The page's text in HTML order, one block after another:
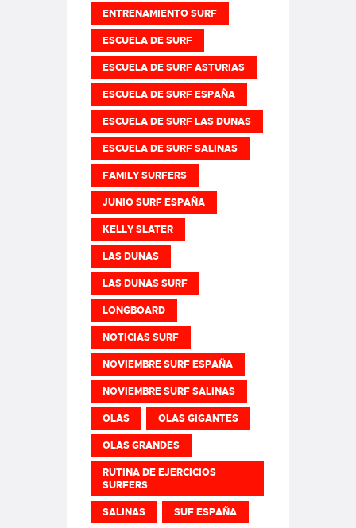
ENTRENAMIENTO SURF
ESCUELA DE SURF
ESCUELA DE SURF ASTURIAS
ESCUELA DE SURF ESPAÑA
ESCUELA DE SURF LAS DUNAS
ESCUELA DE SURF SALINAS
FAMILY SURFERS
JUNIO SURF ESPAÑA
KELLY SLATER
LAS DUNAS
LAS DUNAS SURF
LONGBOARD
NOTICIAS SURF
NOVIEMBRE SURF ESPAÑA
NOVIEMBRE SURF SALINAS
OLAS OLAS GIGANTES
OLAS GRANDES
RUTINA DE EJERCICIOS
SURFERS
SALINAS SUF ESPAÑA